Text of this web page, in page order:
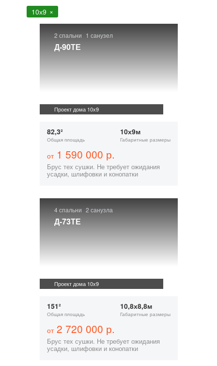
10х9
2 спальни 1 санузел
Д-90ТЕ
Проект дома 10х9
82,3²
Общая площадь
10х9м
Габаритные размеры
от1 590 000 р.
Брус тех сушки. Не требует ожидания
усадки, шлифовки и конопатки
4 спальни 2 санузла
Д-73ТЕ
Проект дома 10х9
151²
Общая площадь
10,8х8,8м
Габаритные размеры
от2 720 000 р.
Брус тех сушки. Не требует ожидания
усадки, шлифовки и конопатки